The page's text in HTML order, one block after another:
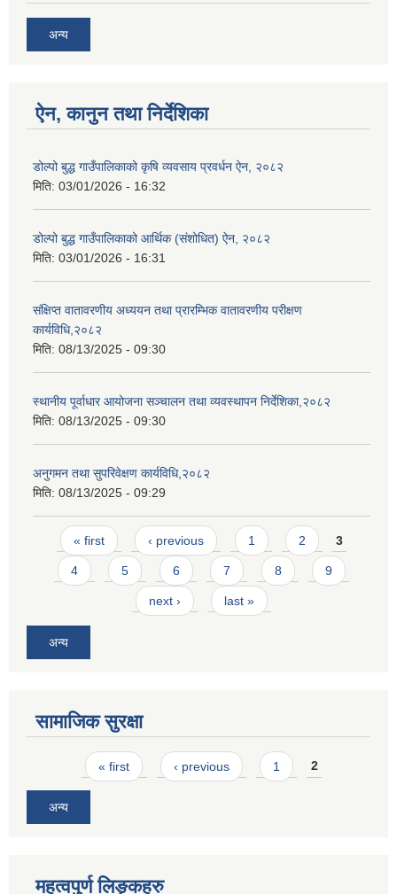
अन्य
ऐन, कानुन तथा निर्देशिका
डोल्पो बुद्ध गाउँपालिकाको कृषि व्यवसाय प्रवर्धन ऐन, २०८२
मिति: 03/01/2026 - 16:32
डोल्पो बुद्ध गाउँपालिकाको आर्थिक (संशोधित) ऐन, २०८२
मिति: 03/01/2026 - 16:31
संक्षिप्त वातावरणीय अध्ययन तथा प्रारम्भिक वातावरणीय परीक्षण
कार्यविधि,२०८२
मिति: 08/13/2025 - 09:30
स्थानीय पूर्वाधार आयोजना सञ्चालन तथा व्यवस्थापन निर्देशिका,२०८२
मिति: 08/13/2025 - 09:30
अनुगमन तथा सुपरिवेक्षण कार्यविधि,२०८२
मिति: 08/13/2025 - 09:29
Pages
« first ‹ previous 1 2 3
4 5 6 7 8 9
next › last »
अन्य
सामाजिक सुरक्षा
Pages« first ‹ previous 1 2
अन्य
महत्वपुर्ण लिङ्कहरु